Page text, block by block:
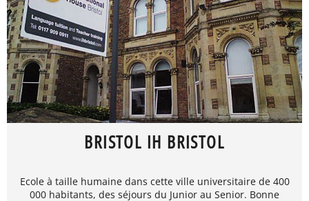
BRISTOL IH BRISTOL
Ecole à taille humaine dans cette ville universitaire de 400
000 habitants, des séjours du Junior au Senior. Bonne